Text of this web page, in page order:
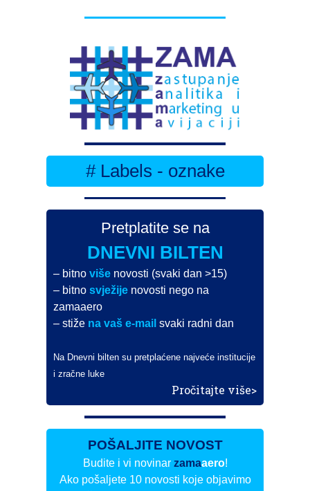
# Labels - oznake
Pretplatite se na
DNEVNI BILTEN
– bitnoviše novosti (svaki dan >15)
– bitnosvježije novosti nego na
zamaaero
– stiže na vaš e-mail svaki radni dan
Na Dnevni bilten su pretplaćene najveće institucije
i zračne luke
Pročitajte više>
POŠALJITE NOVOST
Budite i vi novinar zamaaero!
Ako pošaljete 10 novosti koje objavimo